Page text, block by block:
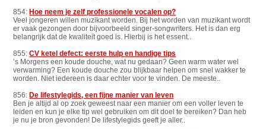
854:Hoe neem je zelf professionele vocalen op?
Veel jongeren willen muzikant worden. Bij het worden van muzikant wordt
er vaak gezongen door bijvoorbeeld singer-songwriters. Het is dan erg
belangrijk dat de kwaliteit goed is. Hierbij is het essent..
855:CV ketel defect: eerste hulp en handige tips
’s Morgens een koude douche, wat nu gedaan? Geen warm water wel
verwarming? Een koude douche zou blijkbaar helpen om snel wakker te
worden. Niet iedereen is daar echter voor te vinden. De meeste..
856:De lifestylegids, een fijne manier van leven
Ben je altijd al op zoek geweest naar een manier om een voller leven te
leiden en kun je elke tip wel gebruiken om dit doel te bereiken? Dan heb
je nu je bron gevonden! De lifestylegids geeft je aller..